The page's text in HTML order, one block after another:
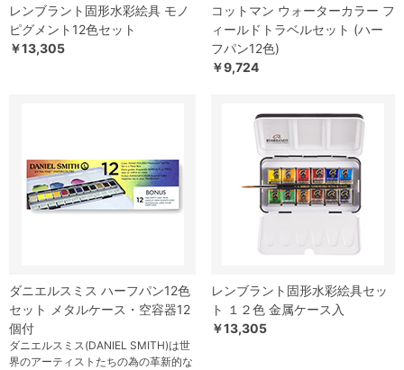
レンブラント固形水彩絵具 モノ
ピグメント12色セット
￥13,305
コットマン ウォーターカラー フ
ィールドトラベルセット (ハー
フパン12色)
￥9,724
ダニエルスミス ハーフパン12色
セット メタルケース・空容器12
個付
ダニエルスミス(DANIEL SMITH)は世
界のアーティストたちの為の革新的な
レンブラント固形水彩絵具セッ
ト １２色 金属ケース入
￥13,305